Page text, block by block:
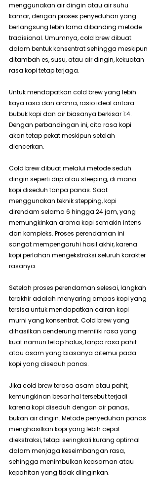
menggunakan air dingin atau air suhu
kamar, dengan proses penyeduhan yang
berlangsung lebih lama dibanding metode
tradisional. Umumnya, cold brew dibuat
dalam bentuk konsentrat sehingga meskipun
ditambah es, susu, atau air dingin, kekuatan
rasa kopi tetap terjaga.
Untuk mendapatkan cold brew yang lebih
kaya rasa dan aroma, rasio ideal antara
bubuk kopi dan air biasanya berkisar 1:4.
Dengan perbandingan ini, cita rasa kopi
akan tetap pekat meskipun setelah
diencerkan.
Cold brew dibuat melalui metode seduh
dingin seperti drip atau steeping, di mana
kopi diseduh tanpa panas. Saat
menggunakan teknik stepping, kopi
direndam selama 6 hingga 24 jam, yang
memungkinkan aroma kopi semakin intens
dan kompleks. Proses perendaman ini
sangat mempengaruhi hasil akhir, karena
kopi perlahan mengekstraksi seluruh karakter
rasanya.
Setelah proses perendaman selesai, langkah
terakhir adalah menyaring ampas kopi yang
tersisa untuk mendapatkan cairan kopi
murni yang konsentrat. Cold brew yang
dihasilkan cenderung memiliki rasa yang
kuat namun tetap halus, tanpa rasa pahit
atau asam yang biasanya ditemui pada
kopi yang diseduh panas.
Jika cold brew terasa asam atau pahit,
kemungkinan besar hal tersebut terjadi
karena kopi diseduh dengan air panas,
bukan air dingin. Metode penyeduhan panas
menghasilkan kopi yang lebih cepat
diekstraksi, tetapi seringkali kurang optimal
dalam menjaga keseimbangan rasa,
sehingga menimbulkan keasaman atau
kepahitan yang tidak diinginkan.